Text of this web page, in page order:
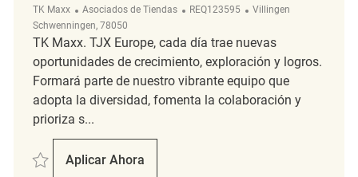
TK Maxx Categoría
Asociados de Tiendas ReqId
REQ123595 Ubicación
Villingen
Schwenningen, 78050
TK Maxx. TJX Europe, cada día trae nuevas
oportunidades de crecimiento, exploración y logros.
Formará parte de nuestro vibrante equipo que
adopta la diversidad, fomenta la colaboración y
prioriza s...
Salvar Verkäufer (m/w/d) REQ123595
Aplicar Ahora
Verkäufer (m/w/d)